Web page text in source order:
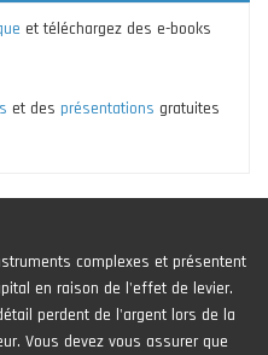
et téléchargez des e-books
et des présentations gratuites
complexes et présentent
en raison de l'effet de levier.
perdent de l'argent lors de la
Vous devez vous assurer que